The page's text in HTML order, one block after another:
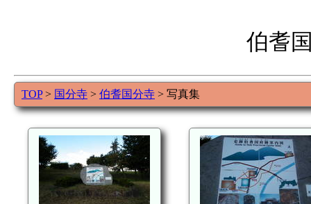
伯耆
TOP> 国分寺 > 伯耆国分寺 > 写真集